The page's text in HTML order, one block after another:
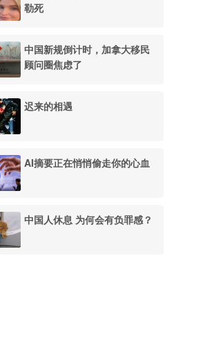
勒死
中国新规倒计时，加拿大移民
顾问圈焦虑了
迟来的相遇
AI摘要正在悄悄偷走你的心血
中国人休息 为何会有负罪感？